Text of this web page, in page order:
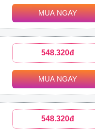
MUA NGAY
548.320đ
MUA NGAY
548.320đ